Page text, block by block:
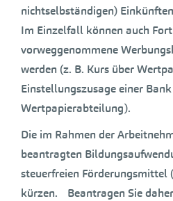
nichtselbständigen)
Im Einzelfall können auch
vorweggenommene
werden (z. B. Kurs über
Einstellungszusage einer
Wertpapierabteilung).
Die im Rahmen der
beantragten
steuerfreien Förderungsmittel
kürzen. Beantragen Sie